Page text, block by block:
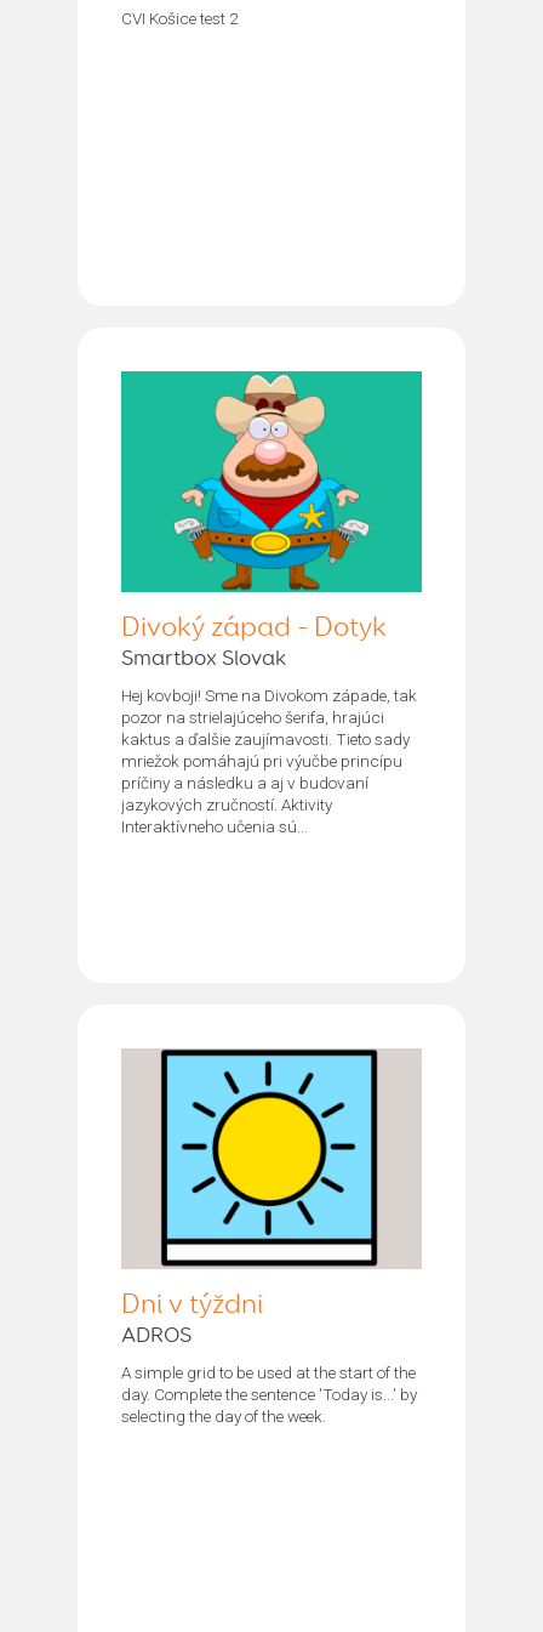
CVI Košice test 2
Divoký západ - Dotyk
Smartbox Slovak
Hej kovboji! Sme na Divokom západe, tak
pozor na strielajúceho šerifa, hrajúci
kaktus a ďalšie zaujímavosti. Tieto sady
mriežok pomáhajú pri výučbe princípu
príčiny a následku a aj v budovaní
jazykových zručností. Aktivity
Interaktívneho učenia sú...
Dni v týždni
ADROS
A simple grid to be used at the start of the
day. Complete the sentence 'Today is...' by
selecting the day of the week.